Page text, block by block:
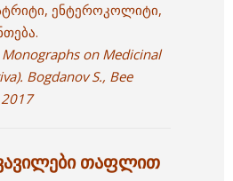
ენტეროკოლიტი,
Monographs on Medicinal
Bogdanov S., Bee
თაფლით